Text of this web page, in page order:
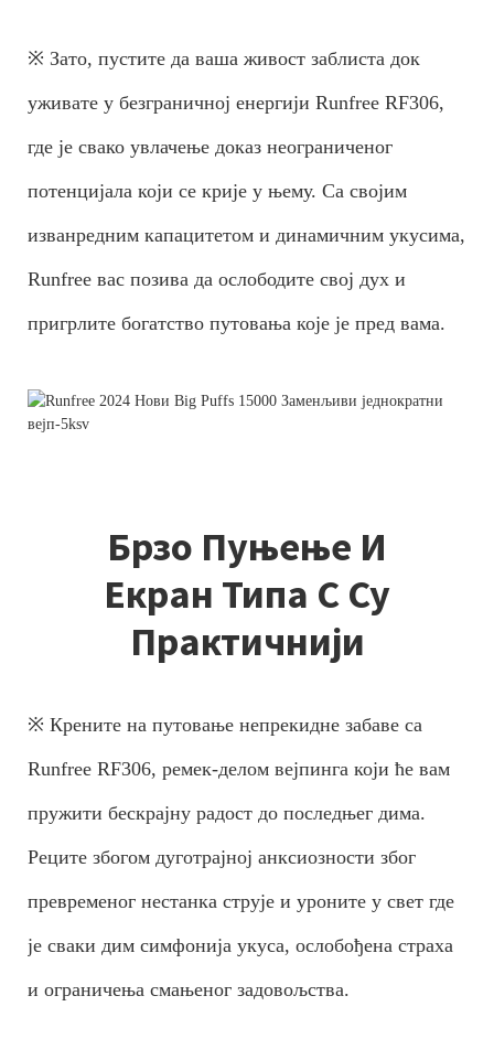
※ Зато, пустите да ваша живост заблиста док
уживате у безграничној енергији Runfree RF306,
где је свако увлачење доказ неограниченог
потенцијала који се крије у њему. Са својим
изванредним капацитетом и динамичним укусима,
Runfree вас позива да ослободите свој дух и
пригрлите богатство путовања које је пред вама.
Брзо Пуњење И
Екран Типа C Су
Практичнији
※ Крените на путовање непрекидне забаве са
Runfree RF306, ремек-делом вејпинга који ће вам
пружити бескрајну радост до последњег дима.
Реците збогом дуготрајној анксиозности због
превременог нестанка струје и уроните у свет где
је сваки дим симфонија укуса, ослобођена страха
и ограничења смањеног задовољства.